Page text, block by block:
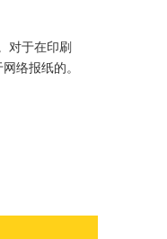
对于在印刷
络报纸的。